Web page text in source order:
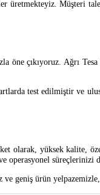
üretmekteyiz. Müşteri
öne çıkıyoruz. Ağrı
test edilmiştir ve
olarak, yüksek kalite,
operasyonel süreçlerinizi
ürün yelpazemizle,